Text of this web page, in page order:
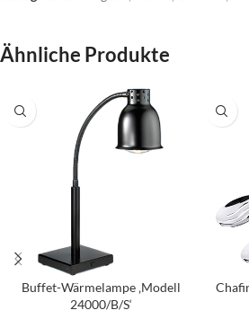
Ähnliche Produkte
Buffet-Wärmelampe ‚Modell
24000/B/S‘